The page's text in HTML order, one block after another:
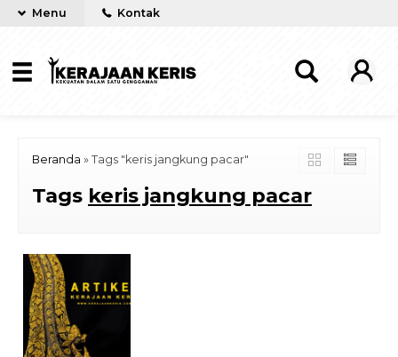
Menu Kontak
Beranda » Tags "keris jangkung pacar"
Tags keris jangkung pacar